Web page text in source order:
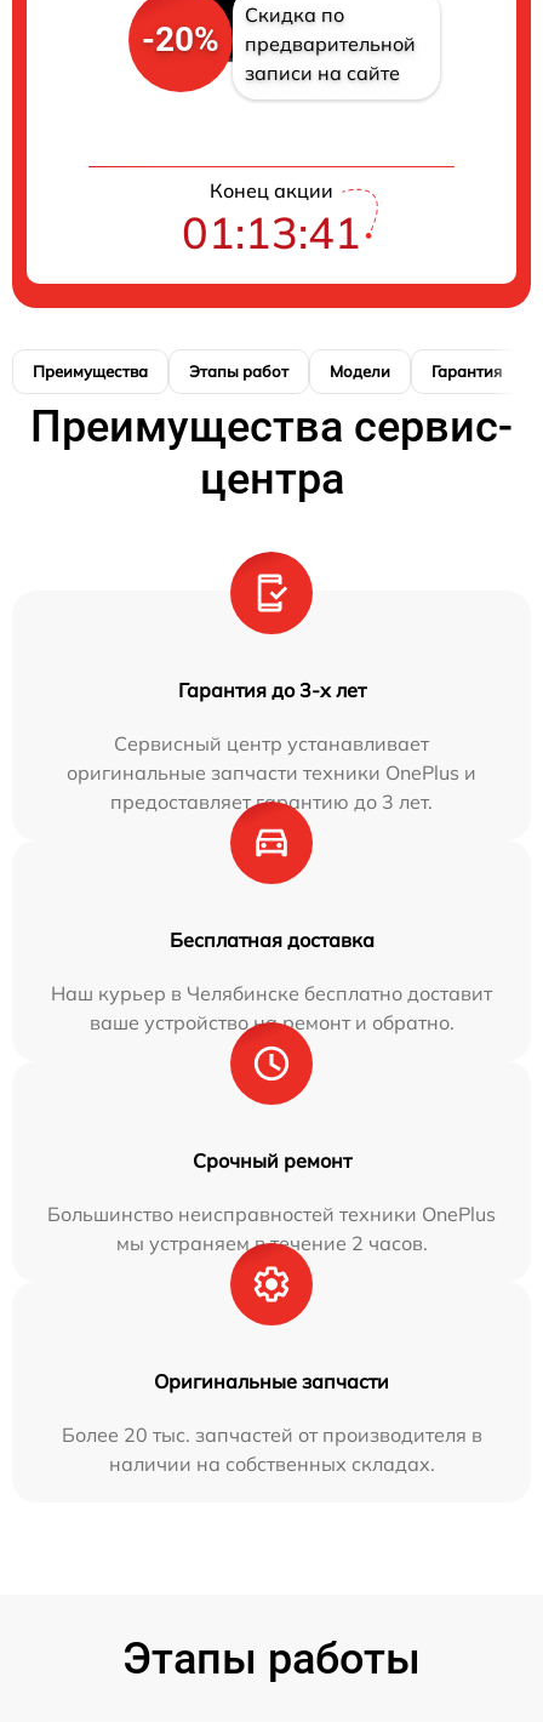
-20%
Скидка по
предварительной
записи на сайте
Конец акции
01:13:40
Преимущества Этапы работ Модели Гарантия
Преимущества сервис-
центра
Гарантия до 3-х лет
Сервисный центр устанавливает
оригинальные запчасти техники OnePlus и
предоставляет гарантию до 3 лет.
Бесплатная доставка
Наш курьер в Челябинске бесплатно доставит
ваше устройство на ремонт и обратно.
Срочный ремонт
Большинство неисправностей техники OnePlus
мы устраняем в течение 2 часов.
Оригинальные запчасти
Более 20 тыс. запчастей от производителя в
наличии на собственных складах.
Этапы работы